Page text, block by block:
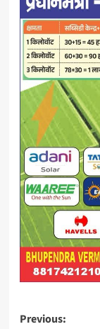
Post
Previous: